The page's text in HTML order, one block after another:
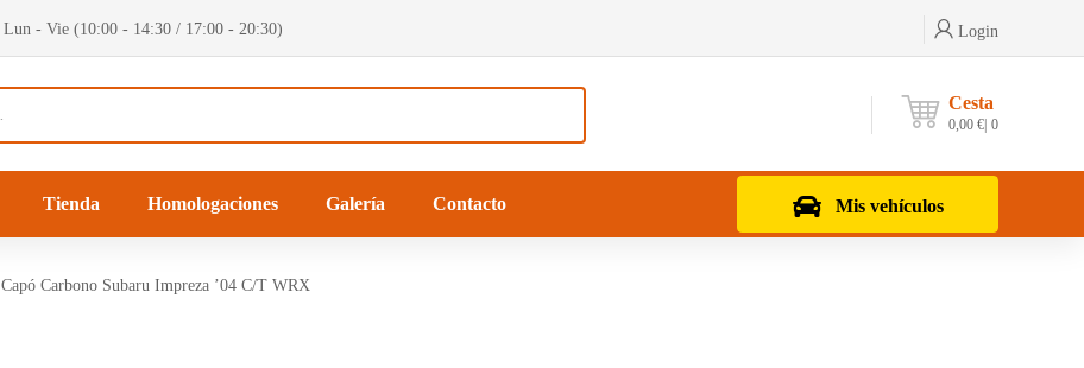
Lun - Vie (10:00 - 14:30 / 17:00 - 20:30) Login
Cesta
0,00 € 0
Mis vehículos
Tienda Homologaciones Galería Contacto
Capó Carbono Subaru Impreza ’04 C/T WRX